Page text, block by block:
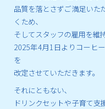
品質を落とさずご満足いた
くため、
そしてスタッフの雇用を維
2025年4月1日よりコーヒ
を
改定させていただきます。
それにともない、
ドリンクセットや子育て